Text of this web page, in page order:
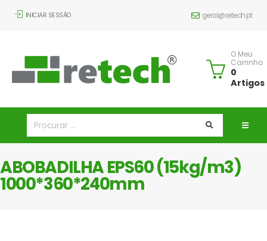
INICIAR SESSÃO geral@retech.pt
O Meu
Carrinho
0
Artigos
ABOBADILHA EPS60 (15kg/m3)
1000*360*240mm